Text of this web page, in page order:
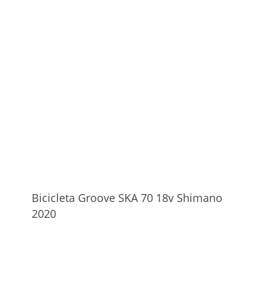
Bicicleta Groove SKA 70 18v Shimano
2020